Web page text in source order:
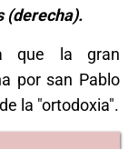
(derecha).
que la gran
por san Pablo
la "ortodoxia".